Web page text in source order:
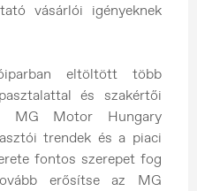
vásárlói igényeknek
eltöltött több
és szakértői
MG Motor Hungary
trendek és a piaci
fontos szerepet fog
erősítse az MG